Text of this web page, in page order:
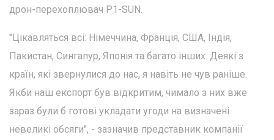
дрон-перехоплювач P1-SUN.
"Цікавляться всі: Німеччина, Франція, США, Індія,
Пакистан, Сингапур, Японія та багато інших. Деякі з
країн, які звернулися до нас, я навіть не чув раніше.
Якби наш експорт був відкритим, чимало з них вже
зараз були б готові укладати угоди на визначені
невеликі обсяги", - зазначив представник компанії